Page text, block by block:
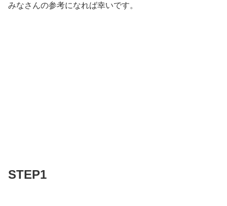
みなさんの参考になれば幸いです。
STEP1